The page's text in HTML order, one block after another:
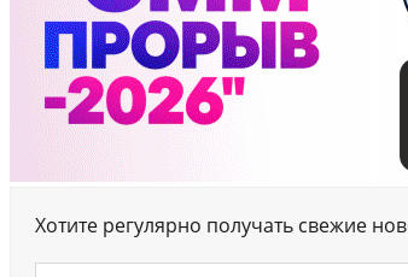
Хотите регулярно получать свежие